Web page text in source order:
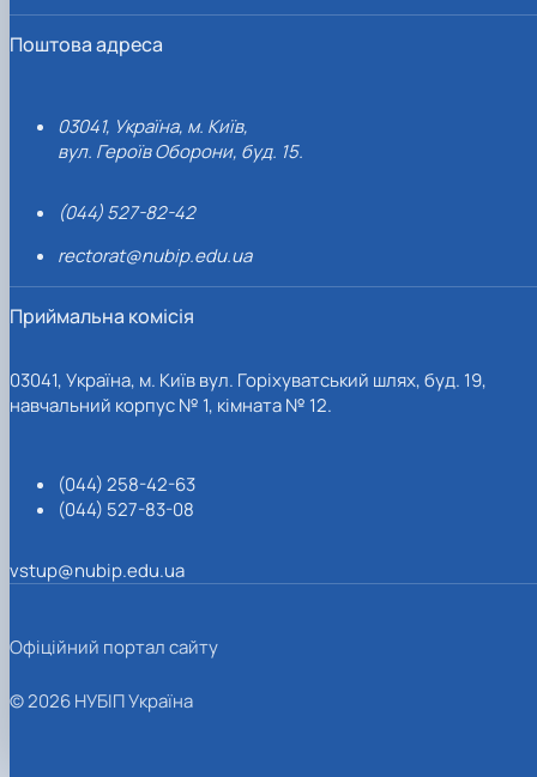
Поштова адреса
03041, Україна, м. Київ,
вул. Героїв Оборони, буд. 15.
(044) 527-82-42
rectorat@nubip.edu.ua
Приймальна комісія
03041, Україна, м. Київ вул. Горіхуватський шлях, буд. 19,
навчальний корпус № 1, кімната № 12.
(044) 258-42-63
(044) 527-83-08
vstup@nubip.edu.ua
Офіційний портал сайту
© 2026 НУБІП Україна